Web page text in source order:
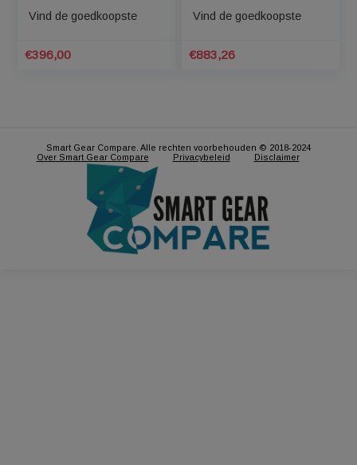
€1.249,00 € 699,00
Synology DS220j + 4TB
Vind de goedkoopste
WD My Cloud Home
Duo 20tb
Vind de goedkoopste